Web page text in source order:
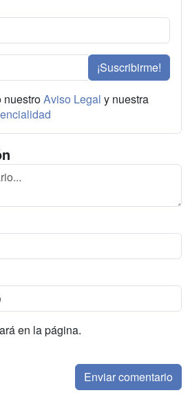
¡Suscribirme!
nuestroAviso Legal y nuestra
en la página.